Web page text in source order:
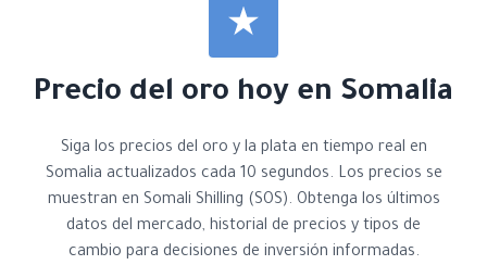
Precio del oro hoy en Somalia
Siga los precios del oro y la plata en tiempo real en
Somalia actualizados cada 10 segundos. Los precios se
muestran en Somali Shilling (SOS). Obtenga los últimos
datos del mercado, historial de precios y tipos de
cambio para decisiones de inversión informadas.